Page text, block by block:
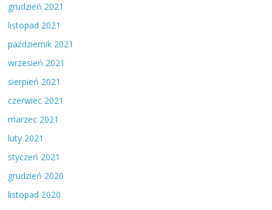
grudzień 2021
listopad 2021
październik 2021
wrzesień 2021
sierpień 2021
czerwiec 2021
marzec 2021
luty 2021
styczeń 2021
grudzień 2020
listopad 2020